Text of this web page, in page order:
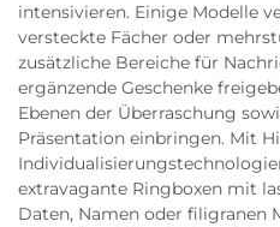
intensivieren. Einige Modelle
versteckte Fächer oder
zusätzliche Bereiche für
ergänzende Geschenke
Ebenen der Überraschung
Präsentation einbringen. Mit
extravagante Ringboxen mit
Daten, Namen oder filigranen